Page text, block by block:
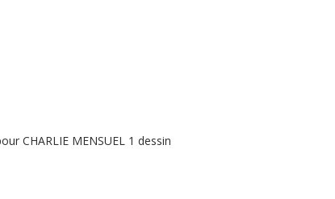
CHARLIE MENSUEL 1 dessin